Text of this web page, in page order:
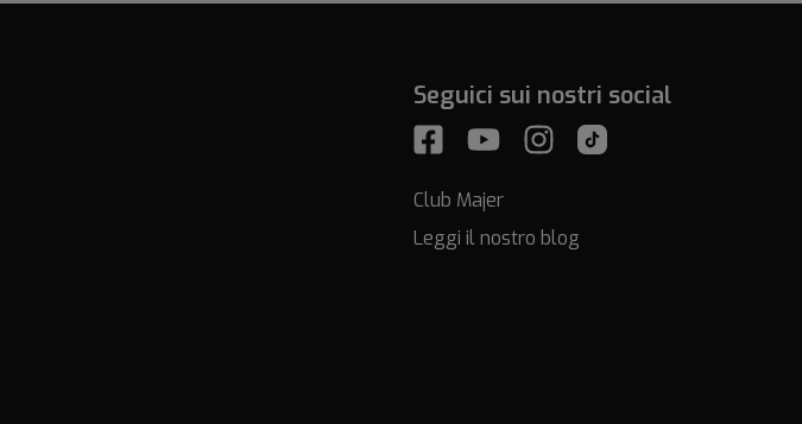
Seguici sui nostri social
Club Majer
Leggi il nostro blog